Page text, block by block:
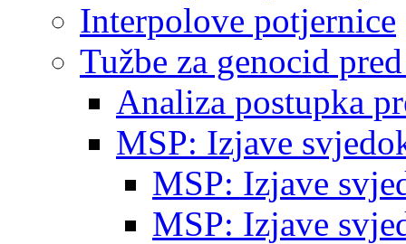
Interpolove potjernice
Tužbe za genocid
Analiza postupka
MSP: Izjave
MSP: Izjave
MSP: Izjave